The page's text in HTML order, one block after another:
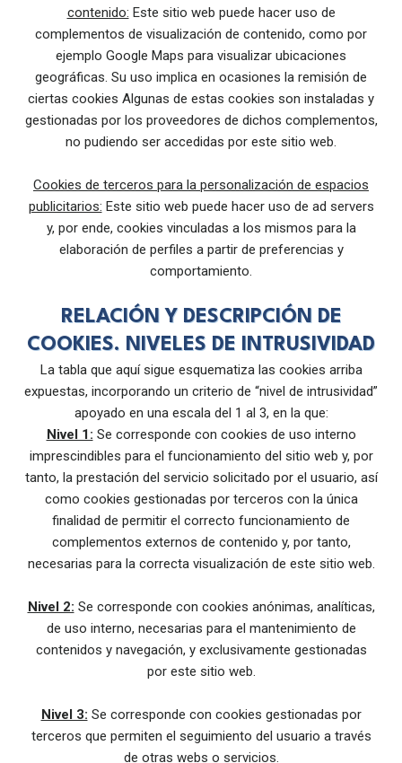
contenido: Este sitio web puede hacer uso de
complementos de visualización de contenido, como por
ejemplo Google Maps para visualizar ubicaciones
geográficas. Su uso implica en ocasiones la remisión de
ciertas cookies Algunas de estas cookies son instaladas y
gestionadas por los proveedores de dichos complementos,
no pudiendo ser accedidas por este sitio web.
Cookies de terceros para la personalización de espacios
publicitarios: Este sitio web puede hacer uso de ad servers
y, por ende, cookies vinculadas a los mismos para la
elaboración de perfiles a partir de preferencias y
comportamiento.
RELACIÓN Y DESCRIPCIÓN DE
COOKIES. NIVELES DE INTRUSIVIDAD
La tabla que aquí sigue esquematiza las cookies arriba
expuestas, incorporando un criterio de “nivel de intrusividad”
apoyado en una escala del 1 al 3, en la que:
Nivel 1: Se corresponde con cookies de uso interno
imprescindibles para el funcionamiento del sitio web y, por
tanto, la prestación del servicio solicitado por el usuario, así
como cookies gestionadas por terceros con la única
finalidad de permitir el correcto funcionamiento de
complementos externos de contenido y, por tanto,
necesarias para la correcta visualización de este sitio web.
Nivel 2: Se corresponde con cookies anónimas, analíticas,
de uso interno, necesarias para el mantenimiento de
contenidos y navegación, y exclusivamente gestionadas
por este sitio web.
Nivel 3: Se corresponde con cookies gestionadas por
terceros que permiten el seguimiento del usuario a través
de otras webs o servicios.